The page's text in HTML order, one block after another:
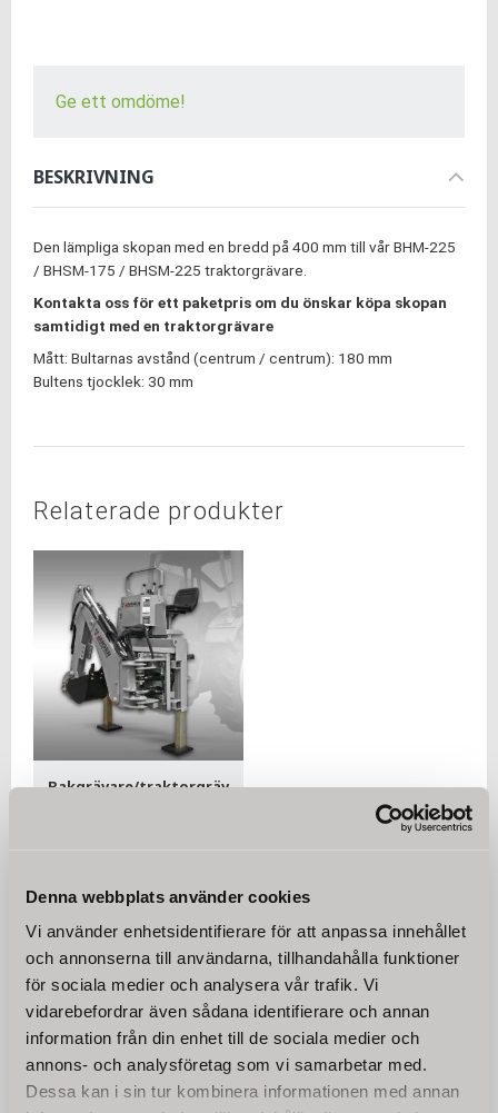
Denna webbplats använder cookies
Vi använder enhetsidentifierare för att anpassa innehållet
och annonserna till användarna, tillhandahålla funktioner
för sociala medier och analysera vår trafik. Vi
vidarebefordrar även sådana identifierare och annan
information från din enhet till de sociala medier och
annons- och analysföretag som vi samarbetar med.
Dessa kan i sin tur kombinera informationen med annan
Ge ett omdöme!
BESKRIVNING
Den lämpliga skopan med en bredd på 400 mm till vår BHM-225
/ BHSM-175 / BHSM-225 traktorgrävare.
Kontakta oss för ett paketpris om du önskar köpa skopan
samtidigt med en traktorgrävare
Mått: Bultarnas avstånd (centrum / centrum): 180 mm
Bultens tjocklek: 30 mm
Omdömen
Du
Relaterade produkter
Bakgrävare/traktorgräv
denna grävare en mycket
robust och kraftig design
och drivs av kraftuttag
63 900KR
KÖP